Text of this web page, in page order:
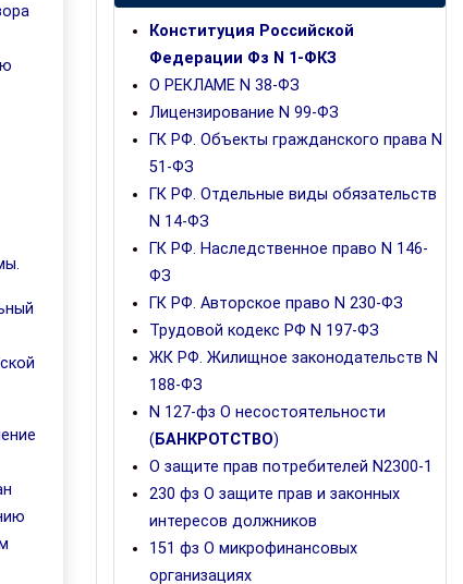
Конституция Российской
Федерации Фз N 1-ФКЗ
O РЕКЛАМЕ N 38-ФЗ
Лицензирование N 99-ФЗ
ГК РФ. Объекты гражданского права N
51-ФЗ
ГК РФ. Отдельные виды обязательств
N 14-ФЗ
ГК РФ. Наследственное право N 146-
ФЗ
ГК РФ. Авторское право N 230-ФЗ
Трудовой кодекс РФ N 197-ФЗ
ЖК РФ. Жилищное законодательств N
188-ФЗ
N 127-фз О несостоятельности
(БАНКРОТСТВО)
О защите прав потребителей N2300-1
230 фз О защите прав и законных
интересов должников
151 фз О микрофинансовых
организациях